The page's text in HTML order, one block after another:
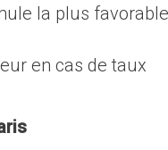
la plus
en cas de taux